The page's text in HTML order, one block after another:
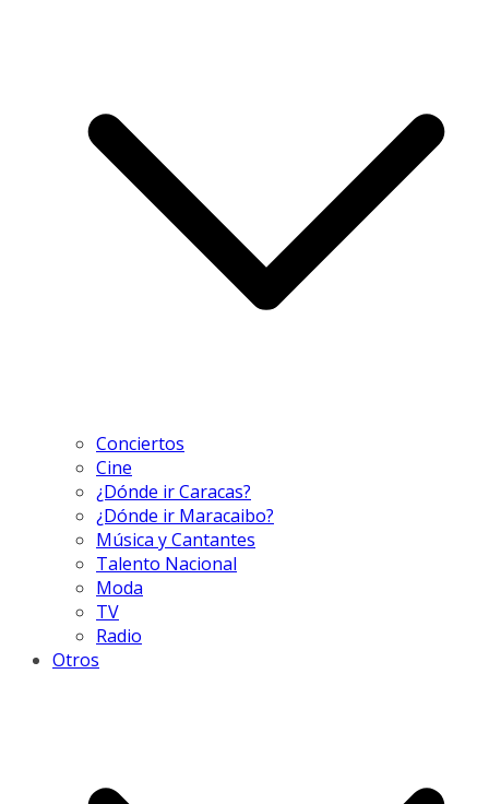
Conciertos
Cine
¿Dónde ir Caracas?
¿Dónde ir Maracaibo?
Música y Cantantes
Talento Nacional
Moda
TV
Radio
Otros